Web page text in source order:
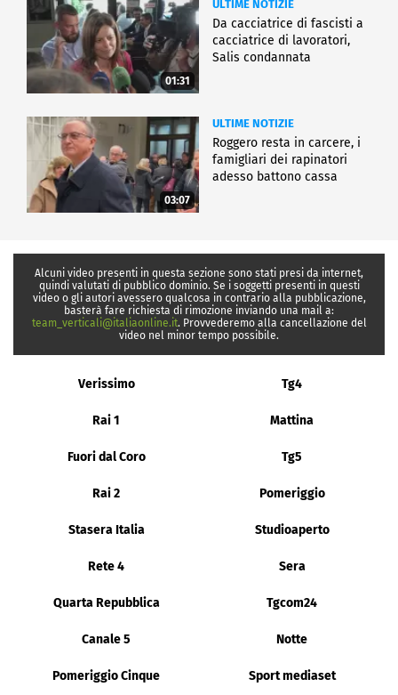
01:31
ULTIME NOTIZIE
Da cacciatrice di fascisti a
cacciatrice di lavoratori,
Salis condannata
03:07
ULTIME NOTIZIE
Roggero resta in carcere, i
famigliari dei rapinatori
adesso battono cassa
Alcuni video presenti in questa sezione sono stati presi da internet,
quindi valutati di pubblico dominio. Se i soggetti presenti in questi
video o gli autori avessero qualcosa in contrario alla pubblicazione,
basterà fare richiesta di rimozione inviando una mail a:
team_verticali@italiaonline.it. Provvederemo alla cancellazione del
video nel minor tempo possibile.
Verissimo Tg4
Rai 1 Mattina
Fuori dal Coro Tg5
Rai 2 Pomeriggio
Stasera Italia Studioaperto
Rete 4 Sera
Quarta Repubblica Tgcom24
Canale 5 Notte
Pomeriggio Cinque Sport mediaset